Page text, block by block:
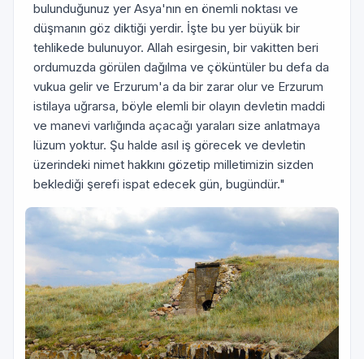
bulunduğunuz yer Asya'nın en önemli noktası ve
düşmanın göz diktiği yerdir. İşte bu yer büyük bir
tehlikede bulunuyor. Allah esirgesin, bir vakitten beri
ordumuzda görülen dağılma ve çöküntüler bu defa da
vukua gelir ve Erzurum'a da bir zarar olur ve Erzurum
istilaya uğrarsa, böyle elemli bir olayın devletin maddi
ve manevi varlığında açacağı yaraları size anlatmaya
lüzum yoktur. Şu halde asıl iş görecek ve devletin
üzerindeki nimet hakkını gözetip milletimizin sizden
beklediği şerefi ispat edecek gün, bugündür."